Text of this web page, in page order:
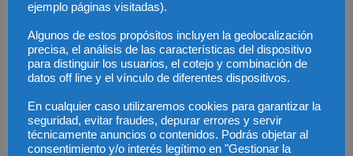
ejemplo páginas visitadas).
Algunos de estos propósitos incluyen la geolocalización
precisa, el análisis de las características del dispositivo
para distinguir los usuarios, el cotejo y combinación de
datos off line y el vínculo de diferentes dispositivos.
En cualquier caso utilizaremos cookies para garantizar la
seguridad, evitar fraudes, depurar errores y servir
técnicamente anuncios o contenidos. Podrás objetar al
consentimiento y/o interés legítimo en "Gestionar la